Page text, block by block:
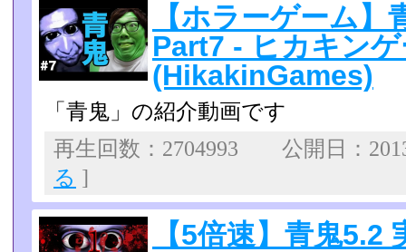
【ホラーゲーム
Part7 - ヒカキン
(HikakinGames)
「青鬼」の紹介動画です
再生回数：2704993 公開日：
る ]
【5倍速】青鬼